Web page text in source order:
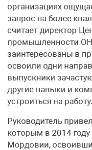
организациях
запрос на более
считает директор
промышленности
заинтересованы в
освоили одни
выпускники
другие навыки и
устроиться на работу.
Руководитель
которым в 2014
Мордовии,